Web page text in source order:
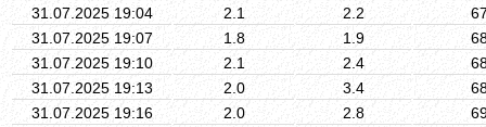
31.07.2025 19:04
2.1 2.2
31.07.2025 19:07
1.8 1.9
31.07.2025 19:10
2.1 2.4
31.07.2025 19:13
2.0 3.4
31.07.2025 19:16
2.0 2.8